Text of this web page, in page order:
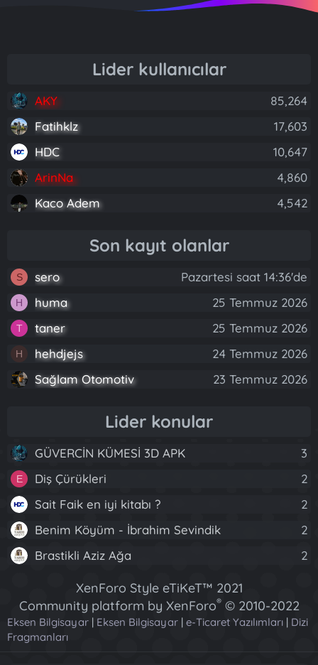
Lider kullanıcılar
AKY
85,264
Fatihklz
17,603
HDC
10,647
ArinNa
4,860
Kaco Adem
4,542
Son kayıt olanlar
S sero Pazartesi saat 14:36'de
H huma 25 Temmuz 2026
T taner 25 Temmuz 2026
H hehdjejs
24 Temmuz 2026
Sağlam Otomotiv
23 Temmuz 2026
Lider konular
GÜVERCİN KÜMESİ 3D APK 3
E Diş Çürükleri
2
Sait Faik en iyi kitabı ?
2
Benim Köyüm - İbrahim Sevindik
2
Brastikli Aziz Ağa
2
XenForo Style eTiKeT™ 2021
Community platform by XenForo® © 2010-2022
XenForo Ltd.
[XGT] Forum statistics system
Eksen Bilgisayar | Eksen Bilgisayar | e-Ticaret Yazılımları | Dizi
Fragmanları